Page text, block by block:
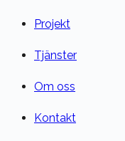
Projekt
Tjänster
Om oss
Kontakt